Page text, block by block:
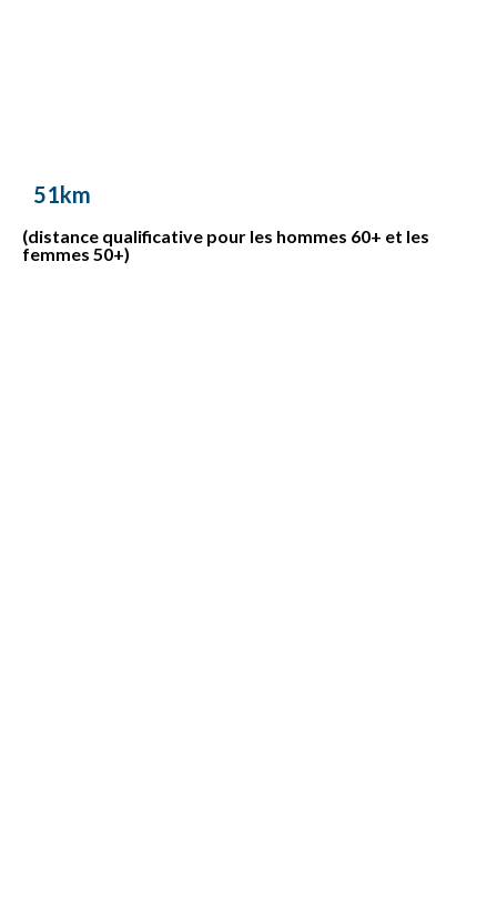
51km
(distance qualificative pour les hommes 60+ et les
femmes 50+)